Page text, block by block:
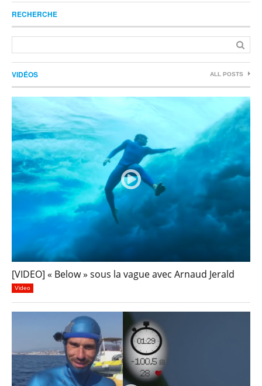
RECHERCHE
VIDÉOS ALL POSTS
[VIDEO] « Below » sous la vague avec Arnaud Jerald
Video